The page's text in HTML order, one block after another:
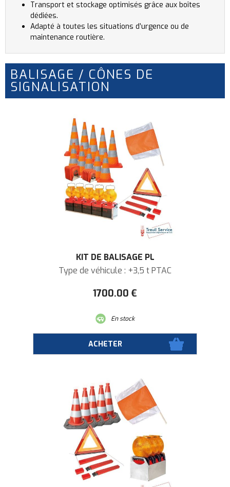
Transport et stockage optimisés grâce aux boîtes
dédiées.
Adapté à toutes les situations d’urgence ou de
maintenance routière.
BALISAGE / CÔNES DE
SIGNALISATION
KIT DE BALISAGE PL
Type de véhicule : +3,5 t PTAC
1700.00 €
En stock